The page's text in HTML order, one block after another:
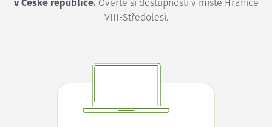
v České republice.Ověřte si dostupnosti v místě Hranice
VIII-Středolesí.